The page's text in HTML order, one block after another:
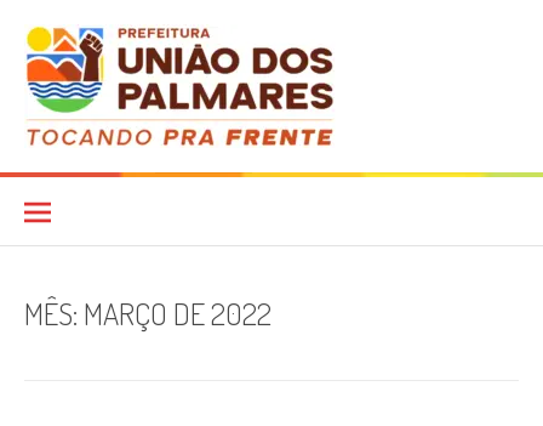
para
conteúdo
Diário Oficial
MÊS: MARÇO DE 2022